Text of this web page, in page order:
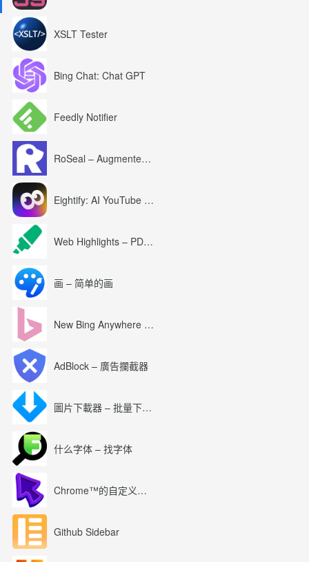
XSLT Tester
Bing Chat: Chat GPT
Feedly Notifier
RoSeal – Augmented Roblox Experience
Eightify: AI YouTube Summary with ChatGPT
Web Highlights – PDF & Web Highlighter
画 – 简单的画
New Bing Anywhere (Bing Chat GPT-4)
AdBlock – 廣告攔截器
圖片下載器 – 批量下載圖片
什么字体 – 找字体
Chrome™的自定义光标
Github Sidebar